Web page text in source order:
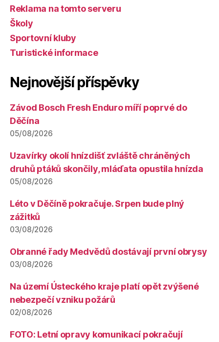
Reklama na tomto serveru
Školy
Sportovní kluby
Turistické informace
Nejnovější příspěvky
Závod Bosch Fresh Enduro míří poprvé do
Děčína
05/08/2026
Uzavírky okolí hnízdišť zvláště chráněných
druhů ptáků skončily, mláďata opustila hnízda
05/08/2026
Léto v Děčíně pokračuje. Srpen bude plný
zážitků
03/08/2026
Obranné řady Medvědů dostávají první obrysy
03/08/2026
Na území Ústeckého kraje platí opět zvýšené
nebezpečí vzniku požárů
02/08/2026
FOTO: Letní opravy komunikací pokračují